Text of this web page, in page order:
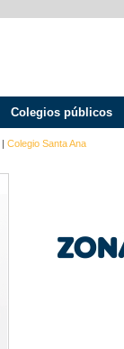
Colegios públicos
| Colegio Santa Ana